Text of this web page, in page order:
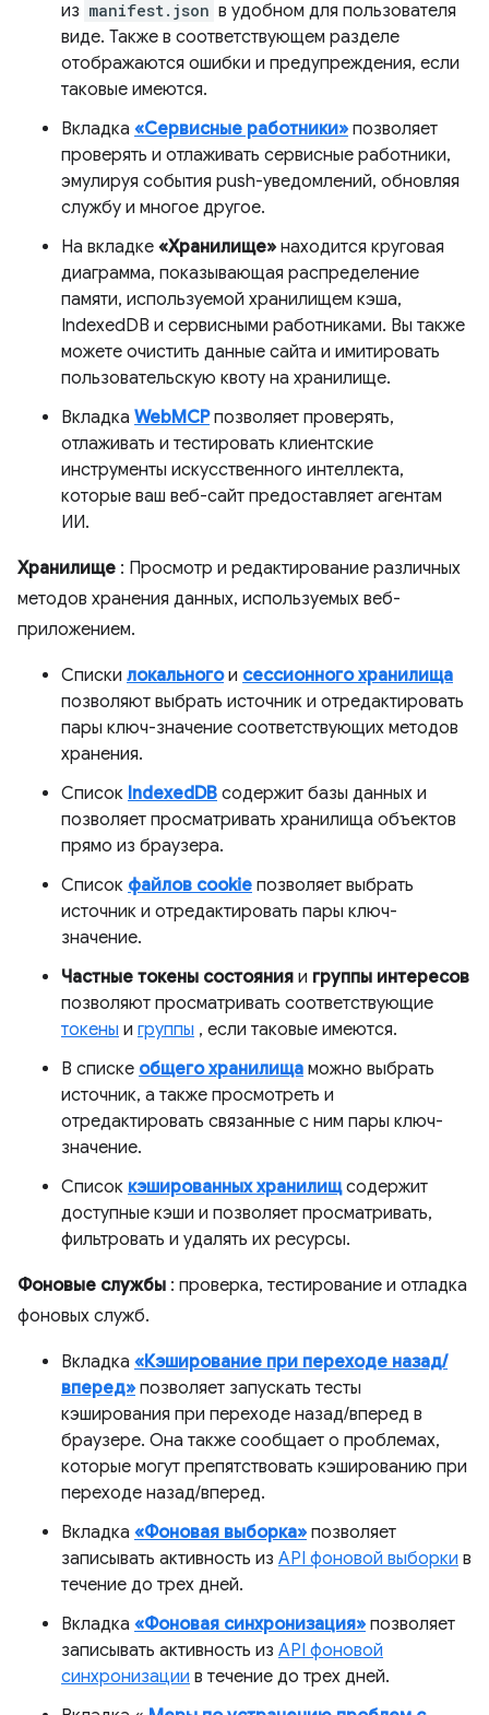
из manifest.json в удобном для пользователя
виде. Также в соответствующем разделе
отображаются ошибки и предупреждения, если
таковые имеются.
Вкладка «Сервисные работники» позволяет
проверять и отлаживать сервисные работники,
эмулируя события push-уведомлений, обновляя
службу и многое другое.
На вкладке «Хранилище» находится круговая
диаграмма, показывающая распределение
памяти, используемой хранилищем кэша,
IndexedDB и сервисными работниками. Вы также
можете очистить данные сайта и имитировать
пользовательскую квоту на хранилище.
Вкладка WebMCPпозволяет проверять,
отлаживать и тестировать клиентские
инструменты искусственного интеллекта,
которые ваш веб-сайт предоставляет агентам
ИИ.
Хранилище : Просмотр и редактирование различных
методов хранения данных, используемых веб-
приложением.
Списки локальногои сессионного хранилища
позволяют выбрать источник и отредактировать
пары ключ-значение соответствующих методов
хранения.
Список IndexedDB содержит базы данных и
позволяет просматривать хранилища объектов
прямо из браузера.
Список файлов cookie позволяет выбрать
источник и отредактировать пары ключ-
значение.
Частные токены состояния и группы интересов
позволяют просматривать соответствующие
токены и группы , если таковые имеются.
В списке общего хранилища можно выбрать
источник, а также просмотреть и
отредактировать связанные с ним пары ключ-
значение.
Список кэшированных хранилищсодержит
доступные кэши и позволяет просматривать,
фильтровать и удалять их ресурсы.
Фоновые службы : проверка, тестирование и отладка
фоновых служб.
Вкладка «Кэширование при переходе назад/
вперед» позволяет запускать тесты
кэширования при переходе назад/вперед в
браузере. Она также сообщает о проблемах,
которые могут препятствовать кэшированию при
переходе назад/вперед.
Вкладка «Фоновая выборка» позволяет
записывать активность из API фоновой выборки в
течение до трех дней.
Вкладка «Фоновая синхронизация» позволяет
записывать активность из API фоновой
синхронизации в течение до трех дней.